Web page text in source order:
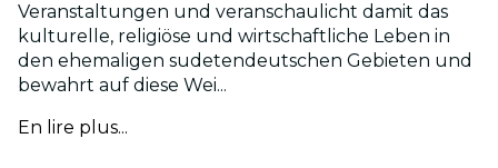
Veranstaltungen und veranschaulicht damit das
kulturelle, religiöse und wirtschaftliche Leben in
den ehemaligen sudetendeutschen Gebieten und
bewahrt auf diese Wei...
En lire plus...